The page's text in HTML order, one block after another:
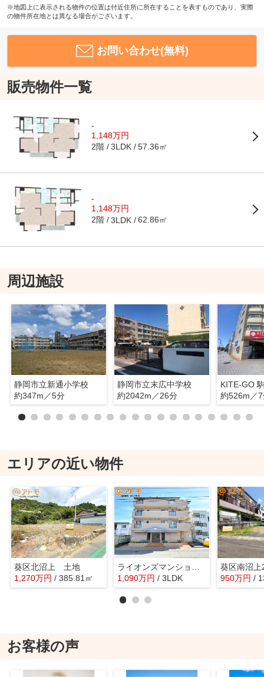
※地図上に表示される物件の位置は付近住所に所在することを表すものであり、実際
の物件所在地とは異なる場合がございます。
お問い合わせ(無料)
販売物件一覧
-
1,148万円
2階 3LDK 57.36㎡
-
1,148万円
2階 3LDK 62.86㎡
周辺施設
静岡市立新通小学校
約347m／5分
静岡市立末広中学校
約2042m／26分
KITE-GO
約526m／
エリアの近い物件
葵区北沼上 土地
1,270万円 / 385.81㎡
1,090万円 / 3LDK
葵区南沼
950万円 /
お客様の声